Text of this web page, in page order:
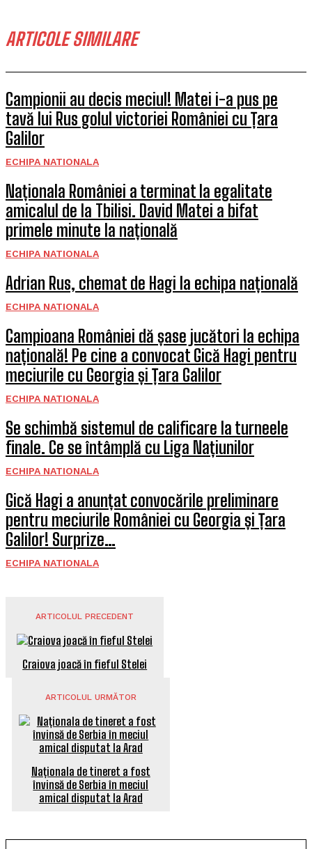
ARTICOLE SIMILARE
Campionii au decis meciul! Matei i-a pus pe
tavă lui Rus golul victoriei României cu Țara
Galilor
ECHIPA NATIONALA
Naționala României a terminat la egalitate
amicalul de la Tbilisi. David Matei a bifat
primele minute la națională
ECHIPA NATIONALA
Adrian Rus, chemat de Hagi la echipa națională
ECHIPA NATIONALA
Campioana României dă șase jucători la echipa
națională! Pe cine a convocat Gică Hagi pentru
meciurile cu Georgia și Țara Galilor
ECHIPA NATIONALA
Se schimbă sistemul de calificare la turneele
finale. Ce se întâmplă cu Liga Națiunilor
ECHIPA NATIONALA
Gică Hagi a anunțat convocările preliminare
pentru meciurile României cu Georgia și Țara
Galilor! Surprize…
ECHIPA NATIONALA
ARTICOLUL PRECEDENT
Craiova joacă în fieful Stelei
ARTICOLUL URMĂTOR
Naționala de tineret a fost
învinsă de Serbia în meciul
amical disputat la Arad